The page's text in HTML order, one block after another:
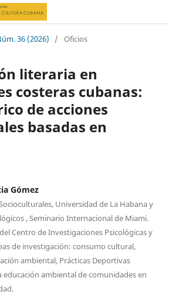
36 (2026) / Oficios
literaria en
costeras cubanas:
de acciones
basadas en
Gómez
Universidad de La Habana y
, Seminario Internacional de Miami.
Centro de Investigaciones Psicológicas y
de investigación: consumo cultural,
ambiental, Prácticas Deportivas
educación ambiental de comunidades en